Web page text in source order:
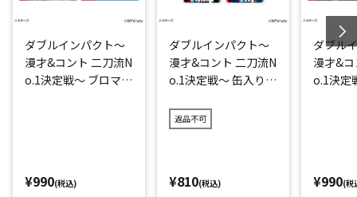
ダブルインパクト～
漫才&コント 二刀流N
o.1決定戦～ ブロマイ
¥990(税込)
ダブルインパクト～
漫才&コント 二刀流N
o.1決定戦～ 缶入りキ
返品不可
¥810(税込)
ダブル
漫才&
o.1決定
¥990(税